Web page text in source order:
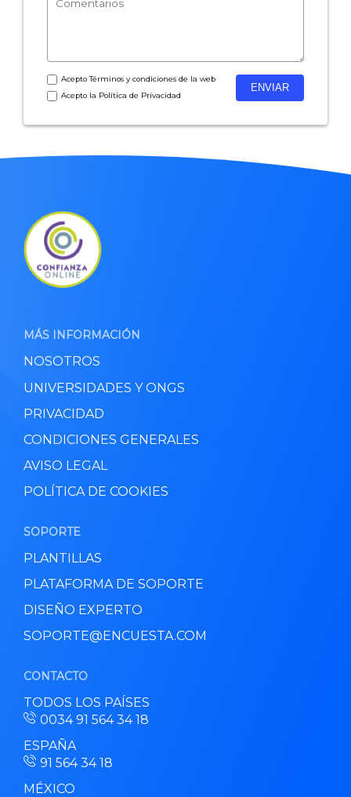
AceptoTérminos y condicionesde la web
Acepto la Política de Privacidad
MÁS INFORMACIÓN
NOSOTROS
UNIVERSIDADES Y ONGS
PRIVACIDAD
CONDICIONES GENERALES
AVISO LEGAL
POLÍTICA DE COOKIES
SOPORTE
PLANTILLAS
PLATAFORMA DE SOPORTE
DISEÑO EXPERTO
SOPORTE@ENCUESTA.COM
CONTACTO
TODOS LOS PAÍSES
0034 91 564 34 18
ESPAÑA
91 564 34 18
MÉXICO